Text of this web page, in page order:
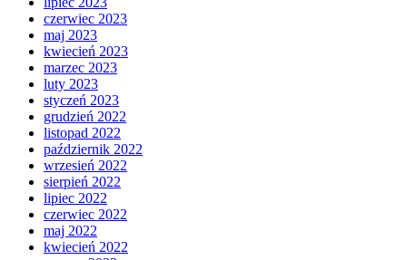
czerwiec 2023
maj 2023
kwiecień 2023
marzec 2023
luty 2023
styczeń 2023
grudzień 2022
listopad 2022
październik 2022
wrzesień 2022
sierpień 2022
lipiec 2022
czerwiec 2022
maj 2022
kwiecień 2022